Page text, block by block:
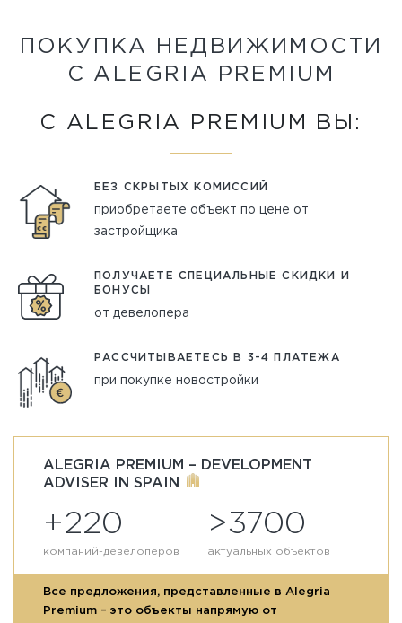
ПОКУПКА НЕДВИЖИМОСТИ
С ALEGRIA PREMIUM
С ALEGRIA PREMIUM ВЫ:
БЕЗ СКРЫТЫХ КОМИССИЙ
приобретаете объект по цене от
застройщика
ПОЛУЧАЕТЕ СПЕЦИАЛЬНЫЕ СКИДКИ И
БОНУСЫ
от девелопера
РАССЧИТЫВАЕТЕСЬ В 3-4 ПЛАТЕЖА
при покупке новостройки
ALEGRIA PREMIUM – DEVELOPMENT
ADVISER IN SPAIN
+220
компаний-девелоперов
>3700
актуальных объектов
Все предложения, представленные в Alegria
Premium – это объекты напрямую от